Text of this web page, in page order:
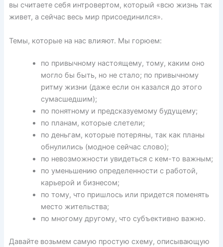
вы считаете себя интровертом, который «всю жизнь так
живет, а сейчас весь мир присоединился».
Темы, которые на нас влияют. Мы горюем:
по привычному настоящему, тому, каким оно
могло бы быть, но не стало; по привычному
ритму жизни (даже если он казался до этого
сумасшедшим);
по понятному и предсказуемому будущему;
по планам, которые слетели;
по деньгам, которые потеряны, так как планы
обнулились (модное сейчас слово);
по невозможности увидеться с кем-то важным;
по уменьшению определенности с работой,
карьерой и бизнесом;
по тому, что пришлось или придется поменять
место жительства;
по многому другому, что субъективно важно.
Давайте возьмем самую простую схему, описывающую